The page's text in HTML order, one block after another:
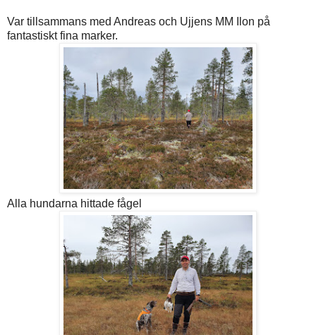
Var tillsammans med Andreas och Ujjens MM Ilon på
fantastiskt fina marker.
Alla hundarna hittade fågel